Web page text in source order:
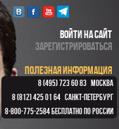
ВОЙТИ НА САЙТ
ЗАРЕГИСТРИРОВАТЬСЯ
ПОЛЕЗНАЯ ИНФОРМАЦИЯ
8 (495) 723 60 83 МОСКВА
8 (812) 425 01 64 САНКТ-ПЕТЕРБУРГ
8-800-775-2584 БЕСПЛАТНО ПО РОССИИ